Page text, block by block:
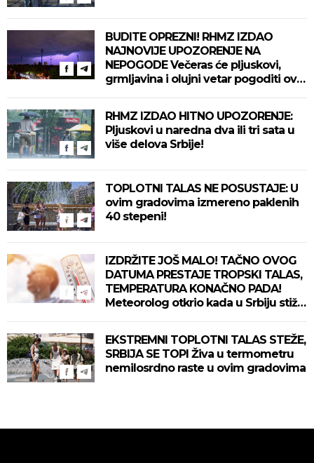
BUDITE OPREZNI! RHMZ IZDAO
NAJNOVIJE UPOZORENJE NA
NEPOGODE Večeras će pljuskovi,
grmljavina i olujni vetar pogoditi ove
RHMZ IZDAO HITNO UPOZORENJE:
Pljuskovi u naredna dva ili tri sata u
više delova Srbije!
TOPLOTNI TALAS NE POSUSTAJE: U
ovim gradovima izmereno paklenih
40 stepeni!
IZDRŽITE JOŠ MALO! TAČNO OVOG
DATUMA PRESTAJE TROPSKI TALAS,
TEMPERATURA KONAČNO PADA!
Meteorolog otkrio kada u Srbiju stiže
EKSTREMNI TOPLOTNI TALAS STEŽE,
SRBIJA SE TOPI Živa u termometru
nemilosrdno raste u ovim gradovima